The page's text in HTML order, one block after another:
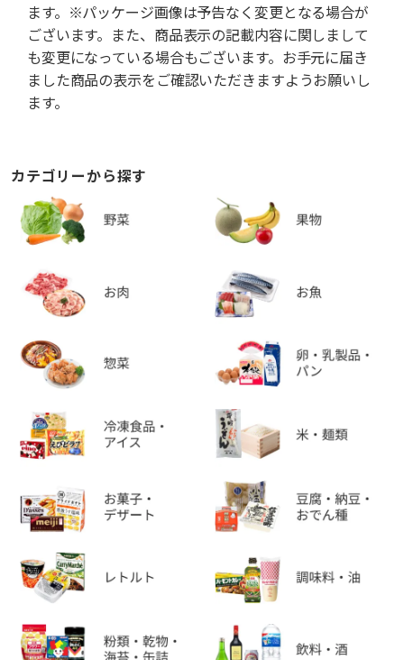
ます。※パッケージ画像は予告なく変更となる場合が
ございます。また、商品表示の記載内容に関しまして
も変更になっている場合もございます。お手元に届き
ました商品の表示をご確認いただきますようお願いし
ます。
カテゴリーから探す